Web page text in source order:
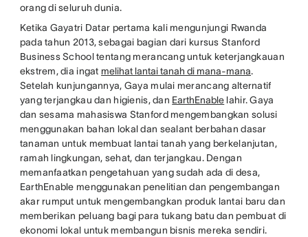
orang di seluruh dunia.
Ketika Gayatri Datar pertama kali mengunjungi Rwanda
pada tahun 2013, sebagai bagian dari kursus Stanford
Business School tentang merancang untuk keterjangkauan
ekstrem, dia ingat melihat lantai tanah di mana-mana.
Setelah kunjungannya, Gaya mulai merancang alternatif
yang terjangkau dan higienis, dan EarthEnable lahir. Gaya
dan sesama mahasiswa Stanford mengembangkan solusi
menggunakan bahan lokal dan sealant berbahan dasar
tanaman untuk membuat lantai tanah yang berkelanjutan,
ramah lingkungan, sehat, dan terjangkau. Dengan
memanfaatkan pengetahuan yang sudah ada di desa,
EarthEnable menggunakan penelitian dan pengembangan
akar rumput untuk mengembangkan produk lantai baru dan
memberikan peluang bagi para tukang batu dan pembuat di
ekonomi lokal untuk membangun bisnis mereka sendiri.